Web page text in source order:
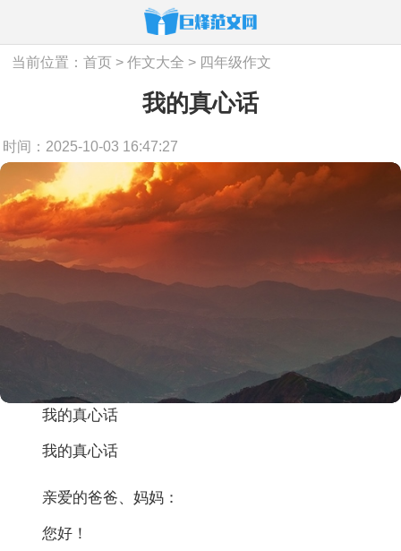
当前位置：首页 >作文大全 > 四年级作文
我的真心话
时间：2025-10-03 16:47:27
我的真心话
我的真心话
亲爱的爸爸、妈妈：
您好！